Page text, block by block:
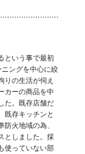
という事で最初
ングを中心に絞
りの生活が伺え
カーの商品を中
た。既存店舗だ
既存キッチンと
火地域の為、
としました。採
使っていない部